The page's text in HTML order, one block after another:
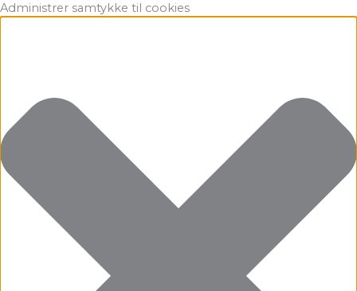
Administrer samtykke til cookies
Funktionsdygtig
Præferencer
Statistikker
Marketing
Gå
til